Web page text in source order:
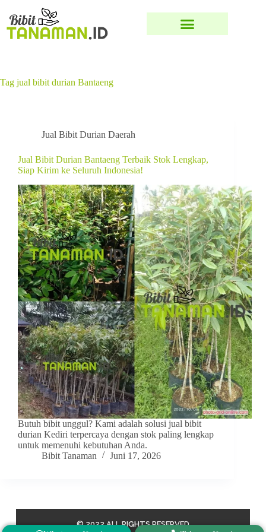
Tag jual bibit durian Bantaeng
Jual Bibit Durian Daerah
Jual Bibit Durian Bantaeng Terbaik Stok Lengkap,
Siap Kirim ke Seluruh Indonesia!
Butuh bibit unggul? Kami adalah solusi jual bibit
durian Kediri terpercaya dengan stok paling lengkap
untuk memenuhi kebutuhan Anda.
Bibit Tanaman
Juni 17, 2026
© 2022 ALL RIGHTS RESERVED